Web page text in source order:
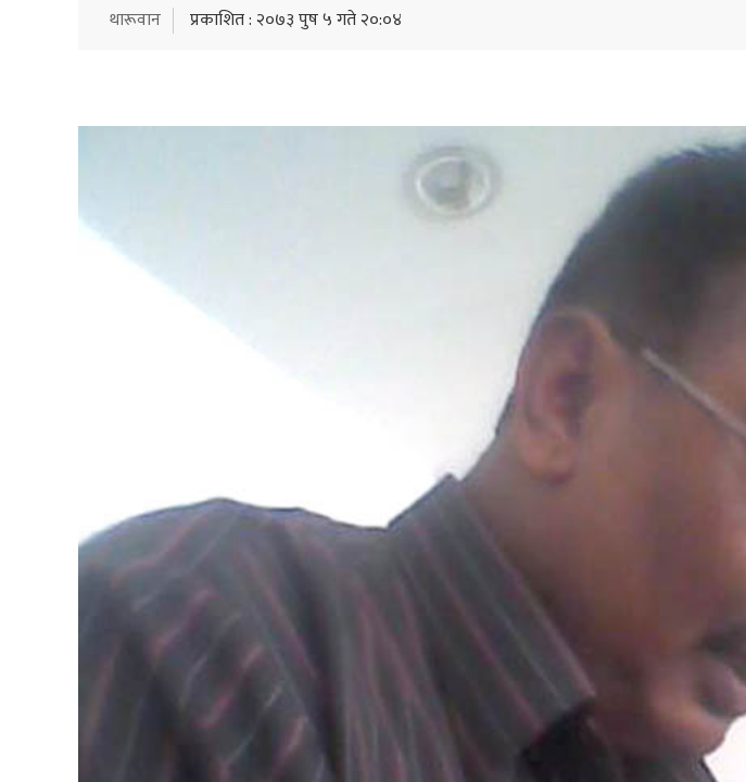
थारूवान प्रकाशित : २०७३ पुष ५ गते २०:०४